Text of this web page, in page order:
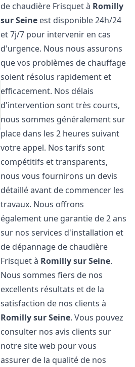
de chaudière Frisquet à Romilly
sur Seine est disponible 24h/24
et 7j/7 pour intervenir en cas
d'urgence. Nous nous assurons
que vos problèmes de chauffage
soient résolus rapidement et
efficacement. Nos délais
d'intervention sont très courts,
nous sommes généralement sur
place dans les 2 heures suivant
votre appel. Nos tarifs sont
compétitifs et transparents,
nous vous fournirons un devis
détaillé avant de commencer les
travaux. Nous offrons
également une garantie de 2 ans
sur nos services d'installation et
de dépannage de chaudière
Frisquet à Romilly sur Seine.
Nous sommes fiers de nos
excellents résultats et de la
satisfaction de nos clients à
Romilly sur Seine. Vous pouvez
consulter nos avis clients sur
notre site web pour vous
assurer de la qualité de nos